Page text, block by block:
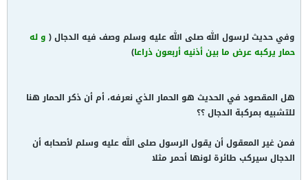
وفي حديث لرسول الله صلى الله عليه وسلم وصف فيه الدجال ( و له
حمار يركبه عرض ما بين أذنيه أربعون ذراعا)
هل المقصود في الحديث هو الحمار الذي نعرفه، أم أن ذكر الحمار هنا
للتشبيه بمركبة الدجال ؟؟
فمن غير المعقول أن يقول الرسول صلى الله عليه وسلم لأصحابه أن
الدجال سيركب طائرة لونها أحمر مثلا